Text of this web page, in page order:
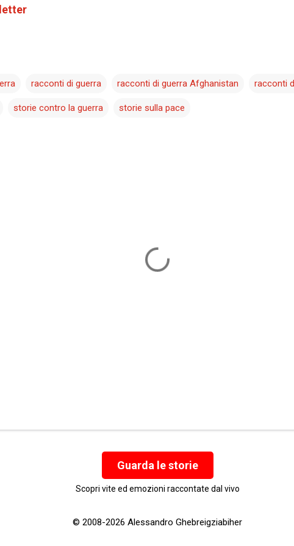
racconti di guerra racconti di guerra Afghanistan racconti
storie contro la guerra storie sulla pace
Guarda le storie
Scopri vite ed emozioni raccontate dal vivo
© 2008-2026 Alessandro Ghebreigziabiher